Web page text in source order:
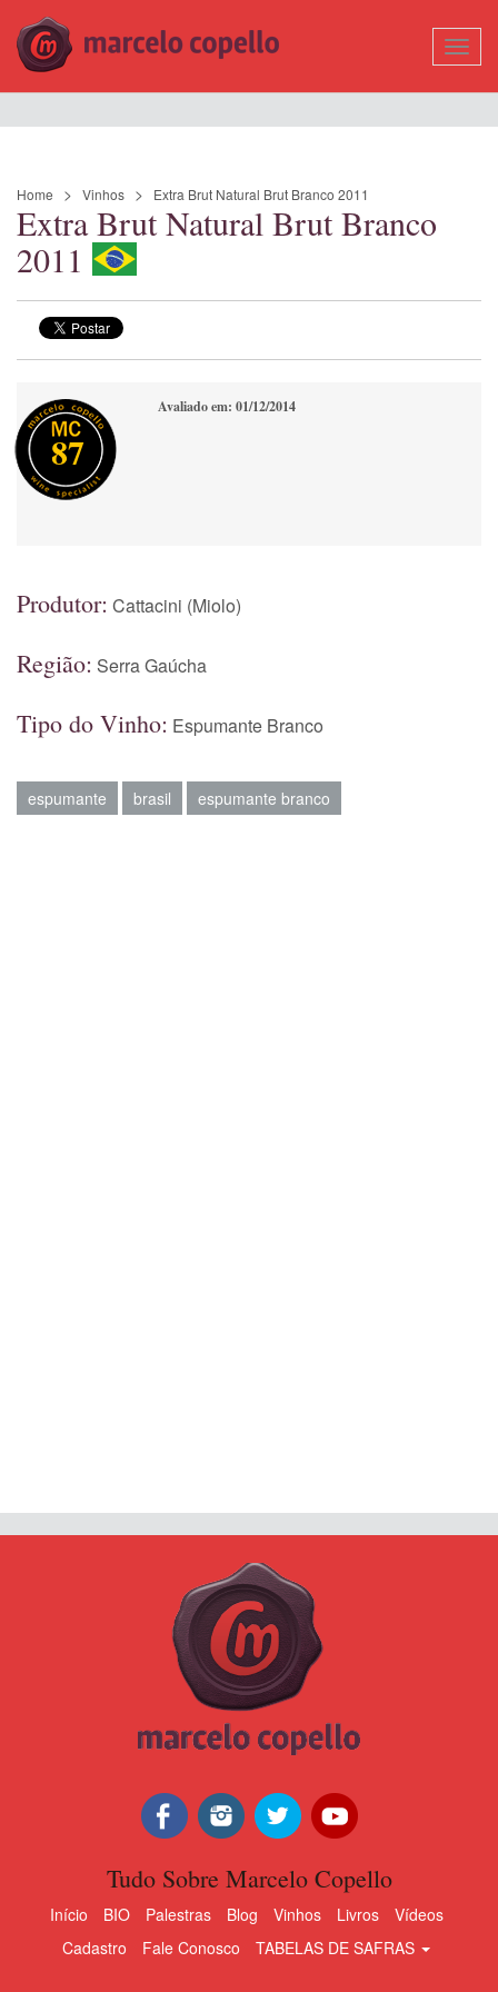
Home Vinhos Extra Brut Natural Brut Branco 2011
Extra Brut Natural Brut Branco
2011
87
Avaliado em: 01/12/2014
Produtor: Cattacini (Miolo)
Região: Serra Gaúcha
Tipo do Vinho: Espumante Branco
espumante brasil espumante branco
Tudo Sobre Marcelo Copello
Início BIO Palestras Blog Vinhos Livros
Vídeos
Cadastro
Fale Conosco TABELAS DE SAFRAS